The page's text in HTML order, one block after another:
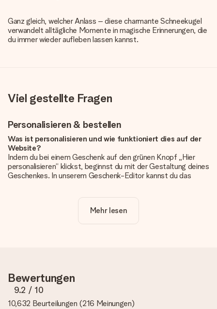
Ganz gleich, welcher Anlass – diese charmante Schneekugel
verwandelt alltägliche Momente in magische Erinnerungen, die
du immer wieder aufleben lassen kannst.
Viel gestellte Fragen
Personalisieren & bestellen
Was ist personalisieren und wie funktioniert dies auf der
Website?
Indem du bei einem Geschenk auf den grünen Knopf „Hier
personalisieren“ klickst, beginnst du mit der Gestaltung deines
Geschenkes. In unserem Geschenk-Editor kannst du das
noch eines unserer angebotenen Designs, um deinem
Geschenk die perfekte Ausstrahlung zu verleihen.
Wir möchten sicherstellen, dass du mit deinem Geschenk
rundum zufrieden bist. Deshalb ist es wichtig, qualitativ
hochwertige Fotos zu verwenden. Wenn du dir nicht sicher
bist, ob dein Bild die erforderliche Qualität aufweist, wende
Mehr lesen
Bewertungen
9.2 / 10
10,632 Beurteilungen (216 Meinungen)